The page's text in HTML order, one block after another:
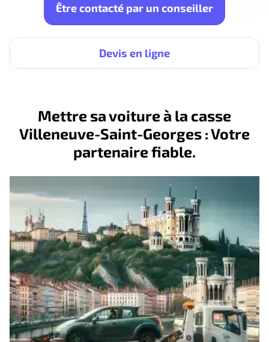
Être contacté par un conseiller
Devis en ligne
Mettre sa voiture à la casse
Villeneuve-Saint-Georges : Votre
partenaire fiable.